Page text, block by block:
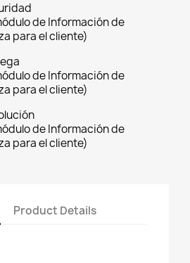
de Información de
para el cliente)
de Información de
para el cliente)
de Información de
para el cliente)
Product Details